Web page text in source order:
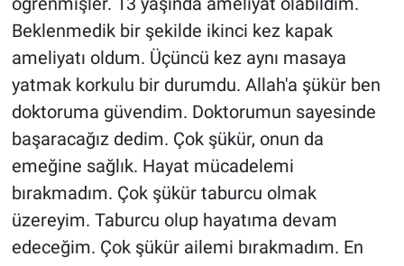
Beklenmedik bir şekilde ikinci kez kapak
ameliyatı oldum. Üçüncü kez aynı masaya
yatmak korkulu bir durumdu. Allah'a şükür ben
doktoruma güvendim. Doktorumun sayesinde
başaracağız dedim. Çok şükür, onun da
emeğine sağlık. Hayat mücadelemi
bırakmadım. Çok şükür taburcu olmak
üzereyim. Taburcu olup hayatıma devam
edeceğim. Çok şükür ailemi bırakmadım. En